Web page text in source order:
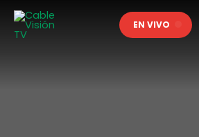
EN VIVO